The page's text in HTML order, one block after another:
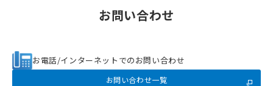
お問い合わせ
お電話/インターネットでのお問い合わせ
お問い合わせ一覧